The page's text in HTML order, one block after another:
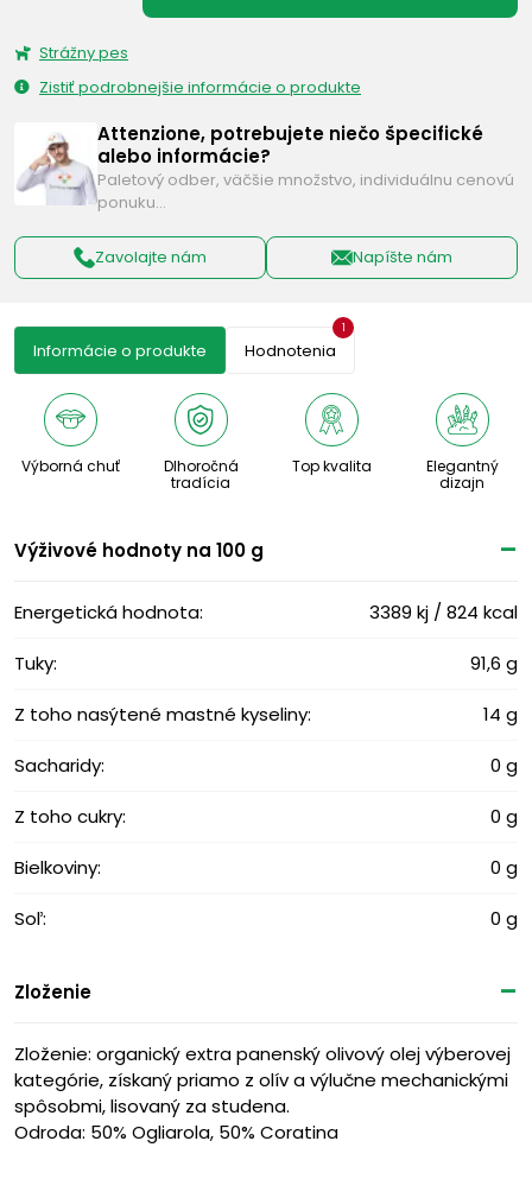
Strážny pes
Zistiť podrobnejšie informácie o produkte
Attenzione, potrebujete niečo špecifické
alebo informácie?
Paletový odber, väčšie množstvo, individuálnu cenovú
ponuku…
Zavolajte nám Napíšte nám
Informácie o produkte Hodnotenia
1
Výborná chuť
Dlhoročná
tradícia
Top kvalita
Elegantný
dizajn
Výživové ​​hodnoty na 100 g
Energetická hodnota: 3389 kj / 824 kcal
Tuky: 91,6 g
Z toho nasýtené mastné kyseliny: 14 g
Sacharidy: 0 g
Z toho cukry: 0 g
Bielkoviny: 0 g
Soľ: 0 g
Zloženie
Zloženie: organický extra panenský olivový olej výberovej
kategórie, získaný priamo z olív a výlučne mechanickými
spôsobmi, lisovaný za studena.
Odroda: 50% Ogliarola, 50% Coratina